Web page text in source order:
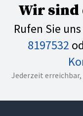
Wir sind
Rufen Sie
8197532
Jederzeit erreichbar,